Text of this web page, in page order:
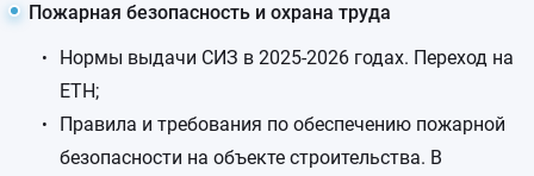
Пожарная безопасность и охрана труда
Нормы выдачи СИЗ в 2025-2026 годах. Переход на
ЕТН;
Правила и требования по обеспечению пожарной
безопасности на объекте строительства. В